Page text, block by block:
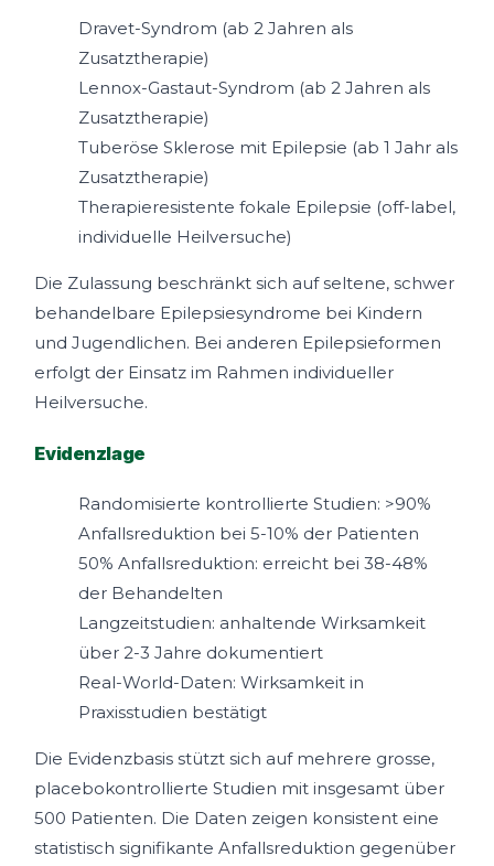
Dravet-Syndrom (ab 2 Jahren als
Zusatztherapie)
Lennox-Gastaut-Syndrom (ab 2 Jahren als
Zusatztherapie)
Tuberöse Sklerose mit Epilepsie (ab 1 Jahr als
Zusatztherapie)
Therapieresistente fokale Epilepsie (off-label,
individuelle Heilversuche)
Die Zulassung beschränkt sich auf seltene, schwer
behandelbare Epilepsiesyndrome bei Kindern
und Jugendlichen. Bei anderen Epilepsieformen
erfolgt der Einsatz im Rahmen individueller
Heilversuche.
Evidenzlage
Randomisierte kontrollierte Studien: >90%
Anfallsreduktion bei 5-10% der Patienten
50% Anfallsreduktion: erreicht bei 38-48%
der Behandelten
Langzeitstudien: anhaltende Wirksamkeit
über 2-3 Jahre dokumentiert
Real-World-Daten: Wirksamkeit in
Praxisstudien bestätigt
Die Evidenzbasis stützt sich auf mehrere grosse,
placebokontrollierte Studien mit insgesamt über
500 Patienten. Die Daten zeigen konsistent eine
statistisch signifikante Anfallsreduktion gegenüber